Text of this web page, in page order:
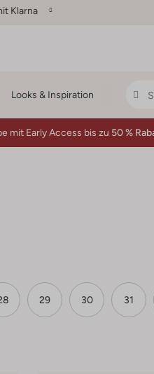
Klarna
Looks & Inspiration
mit Early Access bis zu 50 %
29 30 31